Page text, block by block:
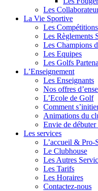
Les
La Vie Sportive
Les Compétitions
Les Règlements
Les Champions
Les Equipes
Les Golfs
L’Enseignement
Les Enseignants
Nos offres
L’Ecole de Golf
Comment
Animations du
Envie de débuter
Les services
L’accueil & Pro-
Le Clubhouse
Les Autres
Les Tarifs
Les Horaires
Contactez-nous